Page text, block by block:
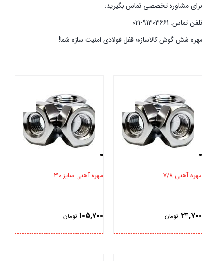
برای مشاوره تخصصی تماس بگیرید:
تلفن تماس: 91303661-021
مهره شش گوش کالاسازه؛ قفل فولادی امنیت سازه شما!
مهره آهنی 7/8
۲۴,۷۰۰ تومان
مهره آهنی سایز 30
۱۰۵,۷۰۰ تومان